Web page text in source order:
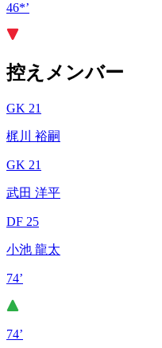
46*’
控えメンバー
GK 21
梶川 裕嗣
GK 21
武田 洋平
DF 25
小池 龍太
74’
74’